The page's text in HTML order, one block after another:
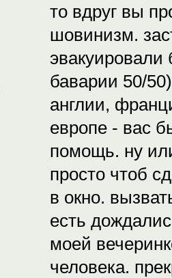
то вдруг вы
шовинизм.
эвакуировали
баварии 50/
англии,
европе - вас
помощь. ну
просто чтоб
в окно.
есть
моей
человека.